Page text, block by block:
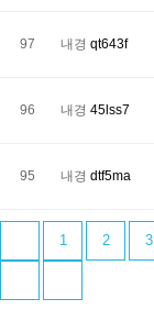
97 내경 qt643f
96 내경 45lss7
95 내경 dtf5ma
1 2 3